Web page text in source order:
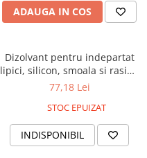
ADAUGA IN COS
Dizolvant pentru indepartat
lipici, silicon, smoala si rasini,
Faren SUPER ONE, 500 ml
77,18 Lei
STOC EPUIZAT
INDISPONIBIL